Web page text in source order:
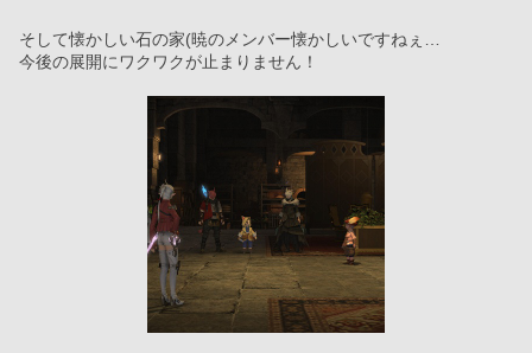
そして懐かしい石の家(暁のメンバー懐かしいですねぇ…
今後の展開にワクワクが止まりません！